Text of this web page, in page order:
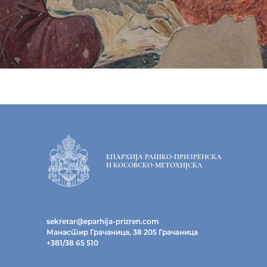
ЕПАРХИЈА РАШКО-ПРИЗРЕНСКА
И КОСОВСКО-МЕТОХИЈСКА
sekretar@eparhija-prizren.com
Манастир Грачаница, 38 205 Грачаница
+381/38 65 510